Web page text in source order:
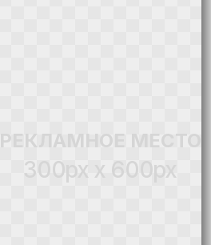
РЕКЛАМНОЕ МЕСТО
300px x 600px